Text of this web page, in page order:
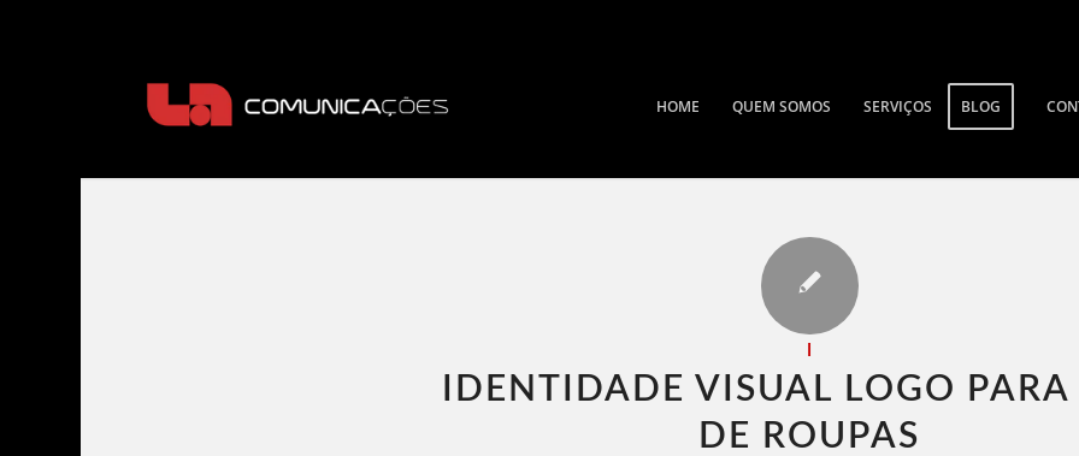
HOME QUEM SOMOS SERVIÇOS BLOG
IDENTIDADE VISUAL LOGO PARA
DE ROUPAS​